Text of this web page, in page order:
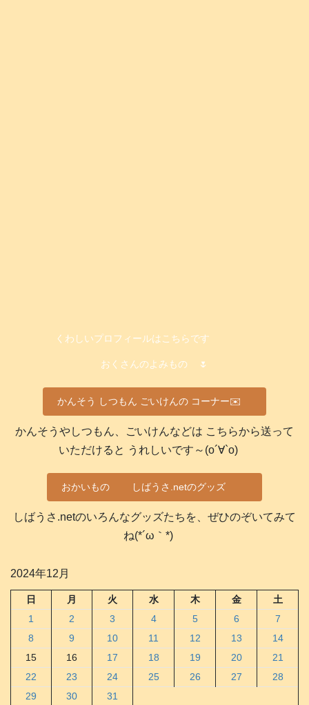
くわしいプロフィールはこちらです
おくさんのよみもの 🌷
かんそう しつもん ごいけんの コーナー✉️
かんそうやしつもん、ごいけんなどは こちらから送って
いただけると うれしいです～(о´∀`о)
おかいもの しばうさ.netのグッズ
しばうさ.netのいろんなグッズたちを、ぜひのぞいてみて
ね(*´ω｀*)
2024年12月
日 月 火 水 木 金
土
1
2 3 4 5 6
7
8
9 10 11 12 13
14
15
16 17 18 19 20
21
22
23 24 25 26 27
28
29
30 31